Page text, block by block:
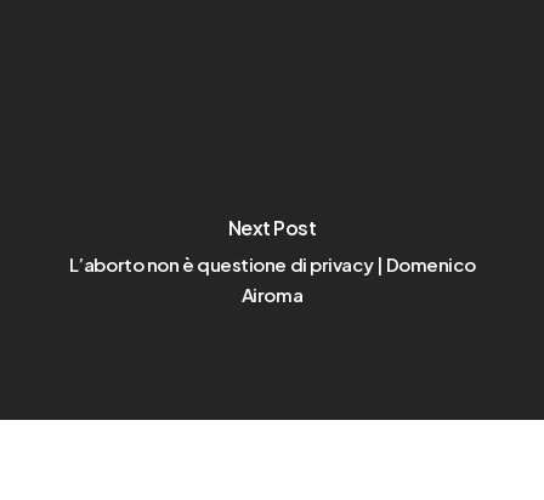
Next Post
L’aborto non è questione di privacy | Domenico
Airoma